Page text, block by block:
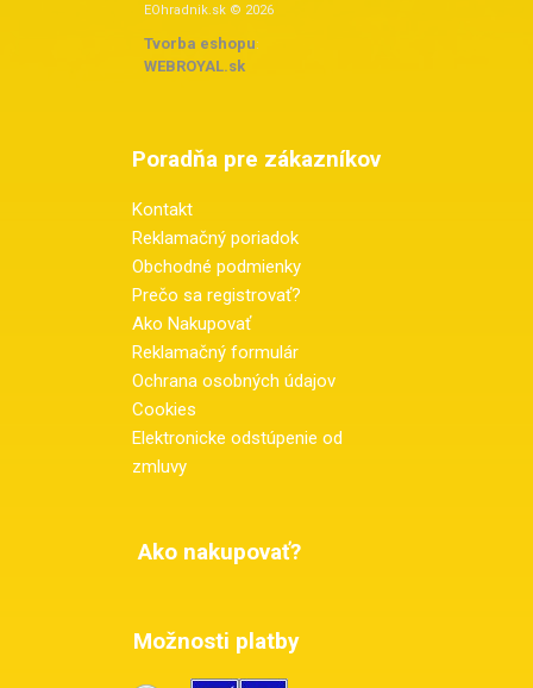
EOhradnik.sk © 2026
Tvorba eshopu:
WEBROYAL.sk
Poradňa pre zákazníkov
Kontakt
Reklamačný poriadok
Obchodné podmienky
Prečo sa registrovať?
Ako Nakupovať
Reklamačný formulár
Ochrana osobných údajov
Cookies
Elektronicke odstúpenie od
zmluvy
Ako nakupovať?
Možnosti platby